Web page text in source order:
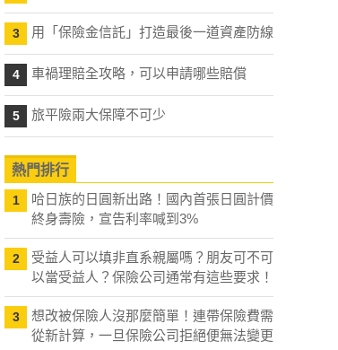
3 用「保險金信託」打造最後一道資產防線
4 車禍理賠全攻略，可以申請哪些賠償
5 旅平險兩大保障不可少
熱門排行
1
哈日族的日圓新出路！國內首張日圓計價
終身壽險，宣告利率喊到3%
2
受益人可以填非直系親屬嗎？朋友可不可
以當受益人？保險公司通常有這些要求！
3
想改被保險人沒那麼簡單！連帶保險費需
從新計算，一旦保險公司拒絕便無法變更